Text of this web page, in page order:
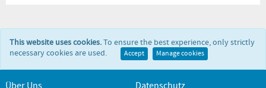
This website uses cookies.To ensure the best experience, only strictly
necessary cookies are used.
Accept Manage cookies